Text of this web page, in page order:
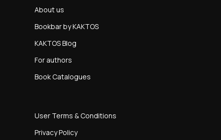
About us
Bookbar by KAKTOS
KAKTOS Blog
For authors
Book Catalogues
User Terms & Conditions
Privacy Policy